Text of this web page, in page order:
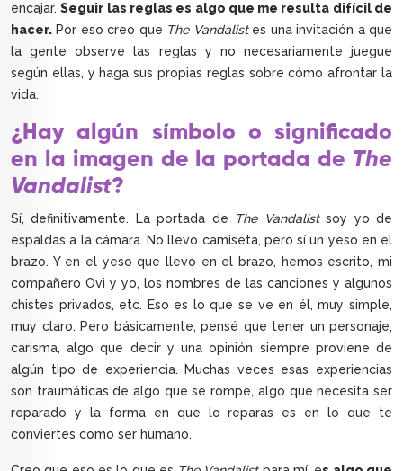
encajar.Seguir las reglas es algo que me resulta difícil de
hacer. Por eso creo que The Vandalistes una invitación a que
la gente observe las reglas y no necesariamente juegue
según ellas, y haga sus propias reglas sobre cómo afrontar la
vida.
¿Hay algún símbolo o significado
en la imagen de la portada de The
Vandalist?
Sí, definitivamente. La portada de The Vandalistsoy yo de
espaldas a la cámara. No llevo camiseta, pero sí un yeso en el
brazo. Y en el yeso que llevo en el brazo, hemos escrito, mi
compañero Ovi y yo, los nombres de las canciones y algunos
chistes privados, etc. Eso es lo que se ve en él, muy simple,
muy claro. Pero básicamente, pensé que tener un personaje,
carisma, algo que decir y una opinión siempre proviene de
algún tipo de experiencia. Muchas veces esas experiencias
son traumáticas de algo que se rompe, algo que necesita ser
reparado y la forma en que lo reparas es en lo que te
conviertes como ser humano.